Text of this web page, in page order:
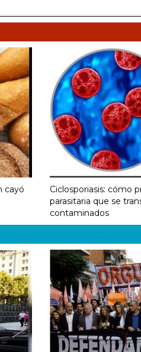
cayó
Ciclosporiasis: cómo
parasitaria que se
contaminados